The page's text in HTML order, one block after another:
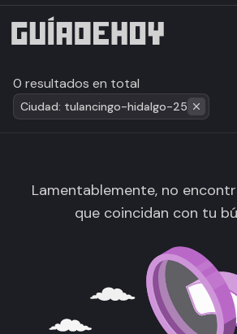
0 resultados en total
Ciudad: tulancingo-hidalgo-25
Lamentablemente, no
que coincidan con tu